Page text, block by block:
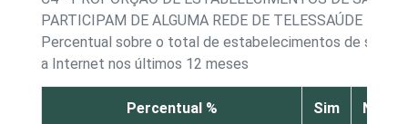
PARTICIPAM DE ALGUMA REDE DE TELESSAÚDE
Percentual sobre o total de estabelecimentos de saúde
a Internet nos últimos 12 meses
Percentual % Sim Não